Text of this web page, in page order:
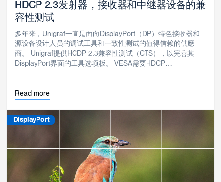
HDCP 2.3发射器，接收器和中继器设备的兼
容性测试
多年来，Unigraf一直是面向DisplayPort（DP）特色接收器和
源设备设计人员的调试工具和一致性测试的值得信赖的供應
商。 Unigraf提供HCDP 2.3兼容性测试（CTS），以完善其
DisplayPort界面的工具选项板。 VESA需要HDCP…
Read more
DisplayPort